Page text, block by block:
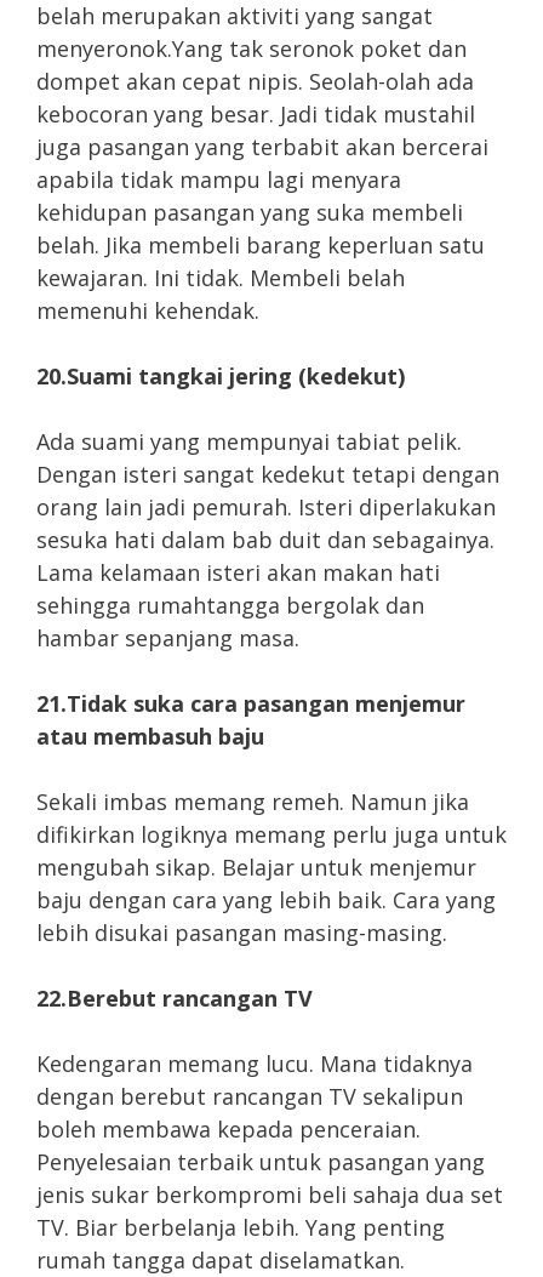
belah merupakan aktiviti yang sangat
menyeronok.Yang tak seronok poket dan
dompet akan cepat nipis. Seolah-olah ada
kebocoran yang besar. Jadi tidak mustahil
juga pasangan yang terbabit akan bercerai
apabila tidak mampu lagi menyara
kehidupan pasangan yang suka membeli
belah. Jika membeli barang keperluan satu
kewajaran. Ini tidak. Membeli belah
memenuhi kehendak.
20.Suami tangkai jering (kedekut)
Ada suami yang mempunyai tabiat pelik.
Dengan isteri sangat kedekut tetapi dengan
orang lain jadi pemurah. Isteri diperlakukan
sesuka hati dalam bab duit dan sebagainya.
Lama kelamaan isteri akan makan hati
sehingga rumahtangga bergolak dan
hambar sepanjang masa.
21.Tidak suka cara pasangan menjemur
atau membasuh baju
Sekali imbas memang remeh. Namun jika
difikirkan logiknya memang perlu juga untuk
mengubah sikap. Belajar untuk menjemur
baju dengan cara yang lebih baik. Cara yang
lebih disukai pasangan masing-masing.
22.Berebut rancangan TV
Kedengaran memang lucu. Mana tidaknya
dengan berebut rancangan TV sekalipun
boleh membawa kepada penceraian.
Penyelesaian terbaik untuk pasangan yang
jenis sukar berkompromi beli sahaja dua set
TV. Biar berbelanja lebih. Yang penting
rumah tangga dapat diselamatkan.